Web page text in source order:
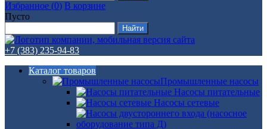
Избранное (0) В корзине
Пусто
+7 (383) 235-94-83
Каталог товаров
Промышленные насосы
Насосы питательные
Насосы сетевые